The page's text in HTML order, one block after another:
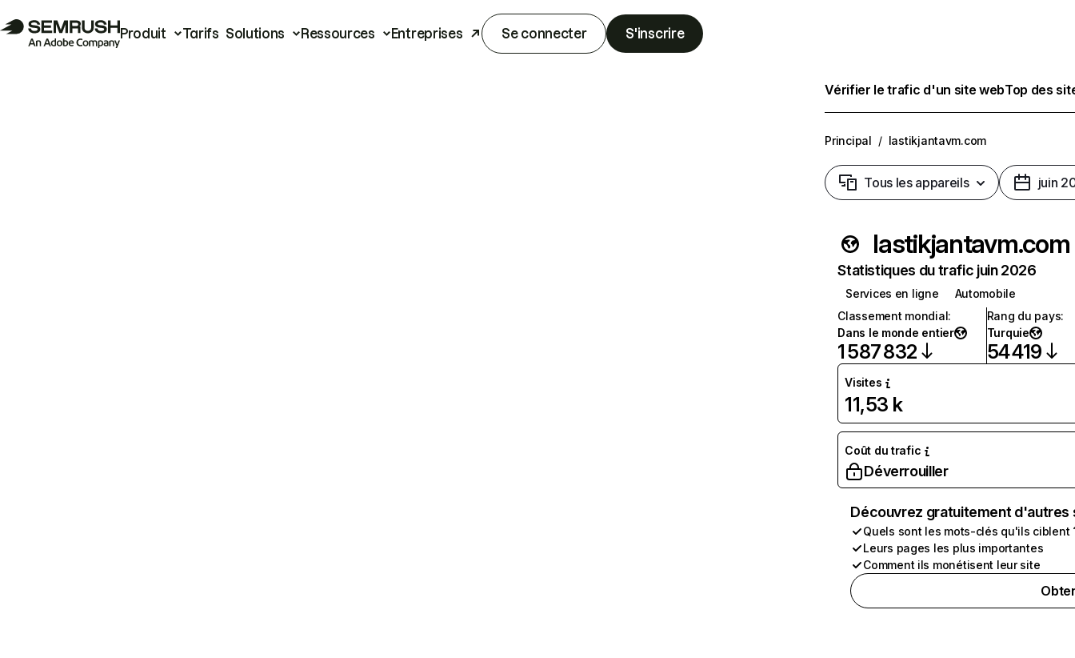
Produit Tarifs Solutions Ressources Entreprises Se connecter S'inscrire
Vérifier le trafic d'un site webTop des
Principal / lastikjantavm.com
Tous les appareils juin
lastikjantavm.com
Statistiques du trafic juin 2026
Services en ligne
Automobile
Classement mondial:
Dans le monde entier
1 587 832
Rang du pays:
Turquie
54 419
Visites
11,53 k
Coût du trafic
Déverrouiller
Découvrez gratuitement
Quels sont les mots-clés qu'ils ciblent
Leurs pages les plus importantes
Comment ils monétisent leur site